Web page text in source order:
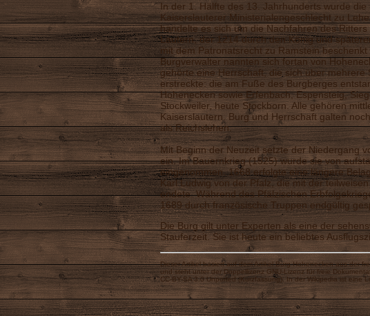
In der 1. Hälfte des 13. Jahrhunderts wurde die
Kaiserslauterer Ministerialengeschlecht zu
handelte es sich um die Nachfahren des
Lautern, der 1214 durch den König und
mit dem Patronatsrecht zu Ramstein
Burgverwalter nannten sich fortan von
gehörte eine Herrschaft, die sich über mehrere
erstreckte: die am Fuße des Burgberges
Hohenecken sowie Erfenbach, Espensteig,
Stockweiler, heute Stockborn. Alle gehören
Kaiserslautern. Burg und Herrschaft galten
als Reichslehen.
Mit Beginn der Neuzeit setzte der Niedergang
ein. Im Bauernkrieg (1525) wurde sie von
eingenommen. 1668 erfolgte eine längere
Karl Ludwig von der Pfalz, die mit der
endete. Während des Pfälzischen
1689 durch französische Truppen endgültig
Die Burg gilt unter Experten als eine der
Stauferzeit. Sie ist heute ein beliebtes
Dieser Artikel basiert auf dem ArtikelBurg Hoheneckenaus der
und steht unter der Doppellizenz GNU-Lizenz für freie
CC-BY-SA 3.0 Unported(Kurzfassung ). In der Wikipedia ist eine